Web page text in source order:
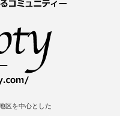
区を中心とした